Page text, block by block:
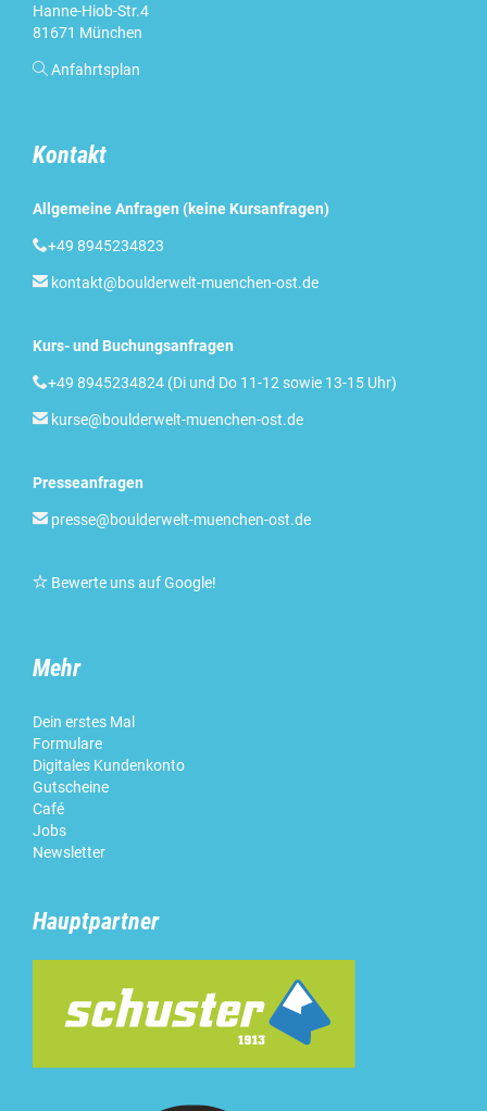
Hanne-Hiob-Str.4
81671 München
 Anfahrtsplan
Kontakt
Allgemeine Anfragen (keine Kursanfragen)
+49 8945234823
 kontakt@boulderwelt-muenchen-ost.de
Kurs- und Buchungsanfragen
+49 8945234824 (Di und Do 11-12 sowie 13-15 Uhr)
 kurse@boulderwelt-muenchen-ost.de
Presseanfragen
 presse@boulderwelt-muenchen-ost.de
 Bewerte uns auf Google!
Mehr
Dein erstes Mal
Formulare
Digitales Kundenkonto
Gutscheine
Café
Jobs
Newsletter
Hauptpartner